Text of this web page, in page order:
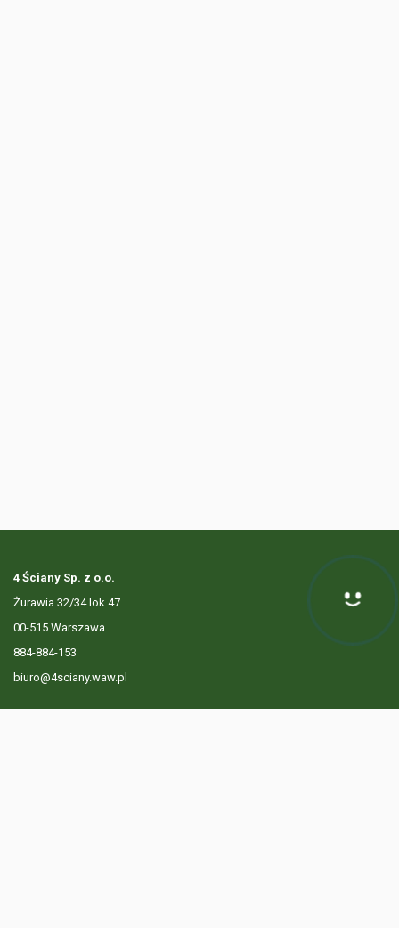
4 Ściany Sp. z o.o.
Żurawia 32/34 lok.47
00-515 Warszawa
884-884-153
biuro@4sciany.waw.pl